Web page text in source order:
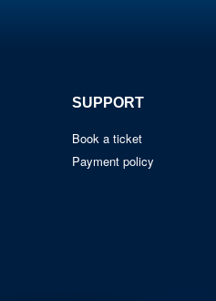
SUPPORT
Book a ticket
Payment policy